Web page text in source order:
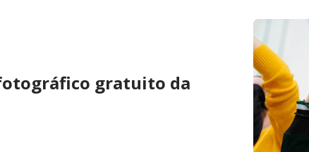
gratuito da